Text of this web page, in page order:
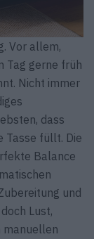
Vor allem,
Tag gerne früh
Nicht immer
dass
Tasse füllt. Die
Balance
und
Lust,
manuellen